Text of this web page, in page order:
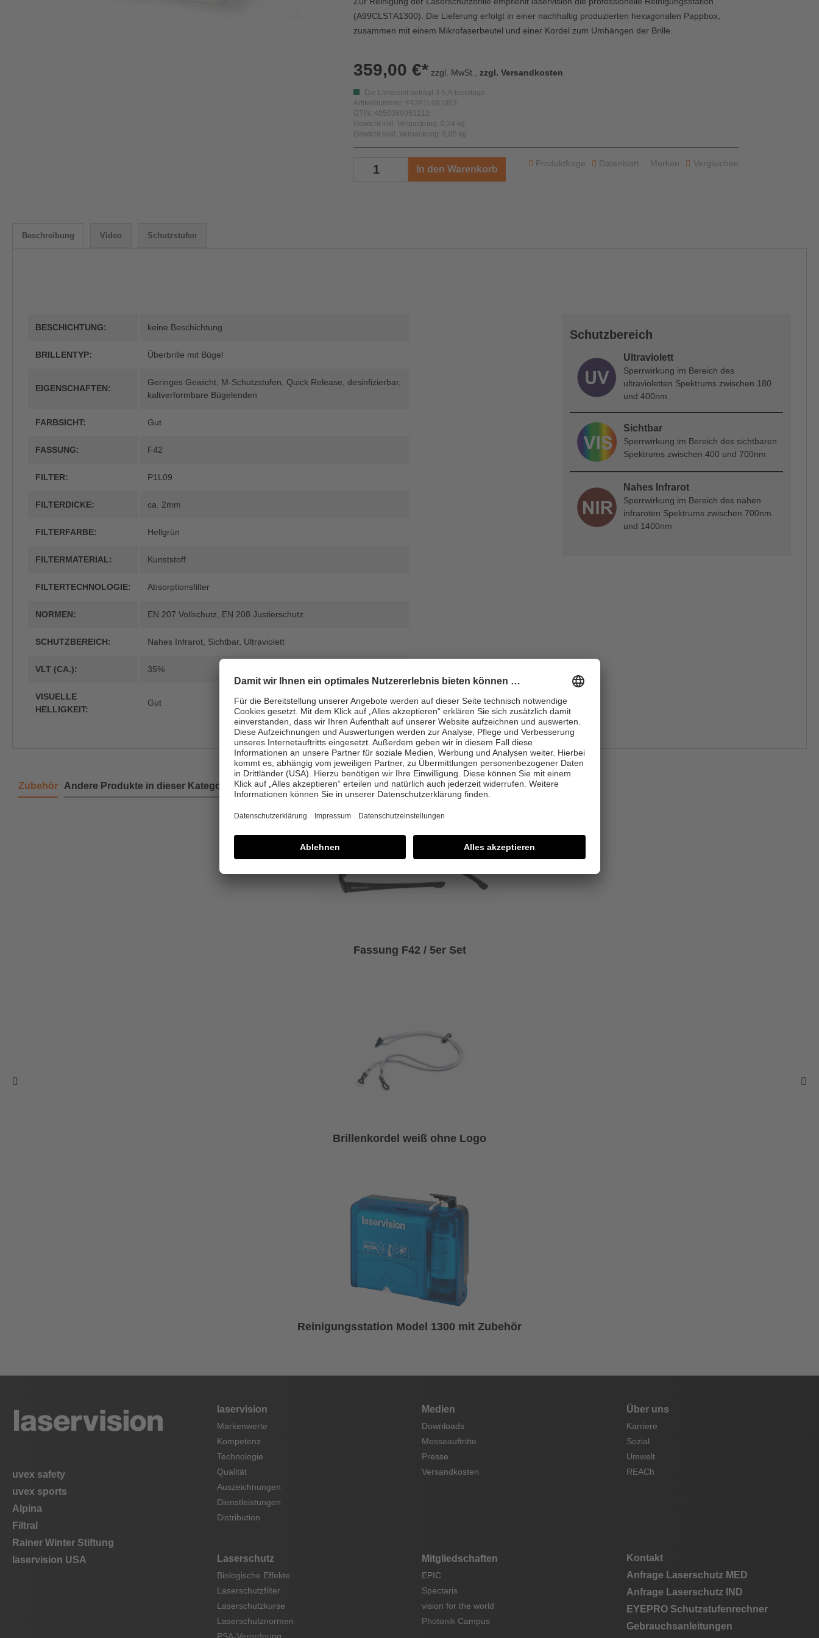
(A99CLSTA1300) . Die Lieferung erfolgt in einer nachhaltig produzierten hexagonalen Pappbox,
zusammen mit einem Mikrofaserbeutel und einer Kordel zum Umhängen der Brille.
359,00 €* zzgl. MwSt., zzgl. Versandkosten
Die Lieferzeit beträgt 3-5 Arbeitstage.
Artikelnummer: F42P1L091003
GTIN: 4050369053212
Gewicht inkl. Verpackung: 0,24 kg
Gewicht exkl. Verpackung: 0,05 kg
In den Warenkorb
Produktfrage Merken Vergleichen
Datenblatt
Beschreibung Video Schutzstufen
Schutzbereich
Ultraviolett
Sperrwirkung im Bereich des
ultravioletten Spektrums zwischen 180
und 400nm
Sichtbar
Sperrwirkung im Bereich des sichtbaren
Spektrums zwischen 400 und 700nm
Nahes Infrarot
Sperrwirkung im Bereich des nahen
infraroten Spektrums zwischen 700nm
und 1400nm
BESCHICHTUNG: keine Beschichtung
BRILLENTYP: Überbrille mit Bügel
EIGENSCHAFTEN:
Geringes Gewicht , M-Schutzstufen , Quick Release , desinfizierbar,
kaltverformbare Bügelenden
FARBSICHT: Gut
FASSUNG: F42
FILTER: P1L09
FILTERDICKE: ca. 2mm
FILTERFARBE: Hellgrün
FILTERMATERIAL: Kunststoff
FILTERTECHNOLOGIE: Absorptionsfilter
NORMEN: EN 207 Vollschutz , EN 208 Justierschutz
SCHUTZBEREICH: Nahes Infrarot , Sichtbar, Ultraviolett
VLT (CA.): 35%
VISUELLE
HELLIGKEIT:
Gut
Zubehör Andere Produkte in dieser Kategorie
Fassung F42 / 5er Set
Brillenkordel weiß ohne Logo
Reinigungsstation Model 1300 mit Zubehör
uvex safety
uvex sports
Alpina
Filtral
Rainer Winter Stiftung
laservision USA
laservision
Markenwerte
Kompetenz
Technologie
Qualität
Auszeichnungen
Dienstleistungen
Distribution
Medien
Downloads
Messeauftritte
Presse
Versandkosten
Über uns
Karriere
Sozial
Umwelt
REACh
Laserschutz
Biologische Effekte
Laserschutzfilter
Laserschutzkurse
Laserschutznormen
Mitgliedschaften
EPIC
Spectaris
vision for the world
Photonik Campus
Kontakt
Anfrage Laserschutz MED
Anfrage Laserschutz IND
EYEPRO Schutzstufenrechner
Gebrauchsanleitungen